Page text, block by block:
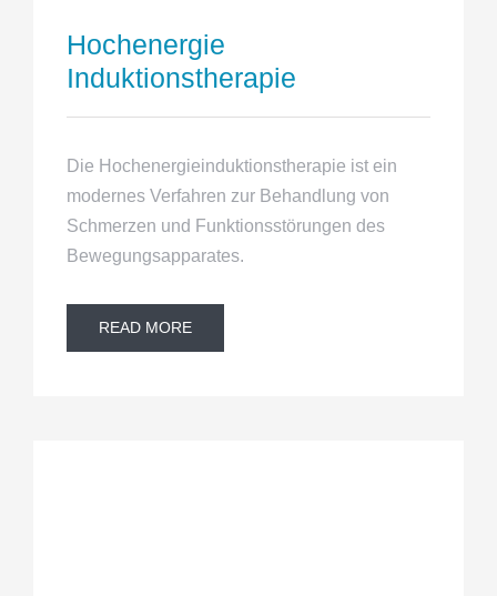
Hochenergie
Induktionstherapie
Die Hochenergieinduktionstherapie ist ein
modernes Verfahren zur Behandlung von
Schmerzen und Funktionsstörungen des
Bewegungsapparates.
READ MORE